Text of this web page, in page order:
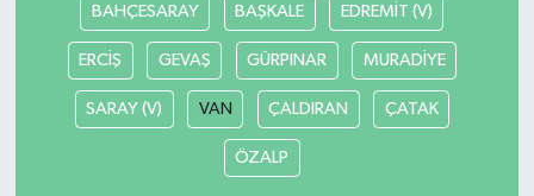
BAHÇESARAY BAŞKALE EDREMİT (V)
ERCİŞ GEVAŞ GÜRPINAR MURADİYE
SARAY (V) VAN ÇALDIRAN ÇATAK
ÖZALP